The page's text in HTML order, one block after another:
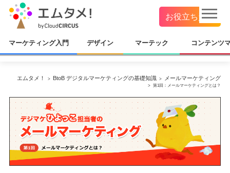
お役立ち資料
マーケティング入門 デザイン マーテック コンテンツ
エムタメ！ BtoB デジタルマーケティングの基礎知識 メールマーケティング
第1回：メールマーケティングとは？